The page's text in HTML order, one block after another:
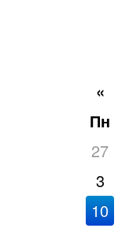
«
Пн
27
3
10